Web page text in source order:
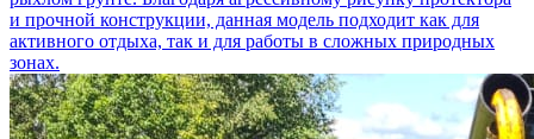
и прочной конструкции, данная модель подходит как для
активного отдыха, так и для работы в сложных природных
зонах.